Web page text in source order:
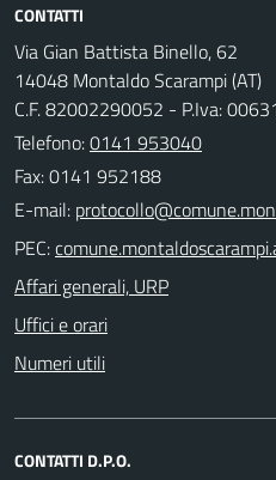
CONTATTI
Via Gian Battista Binello, 62
14048 Montaldo Scarampi (AT)
C.F. 82002290052 - P.Iva:
Telefono:0141 953040
Fax: 0141 952188
E-mail:
PEC:
Affari generali, URP
Uffici e orari
Numeri utili
CONTATTI D.P.O.